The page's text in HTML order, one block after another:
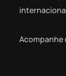
Acompanhe